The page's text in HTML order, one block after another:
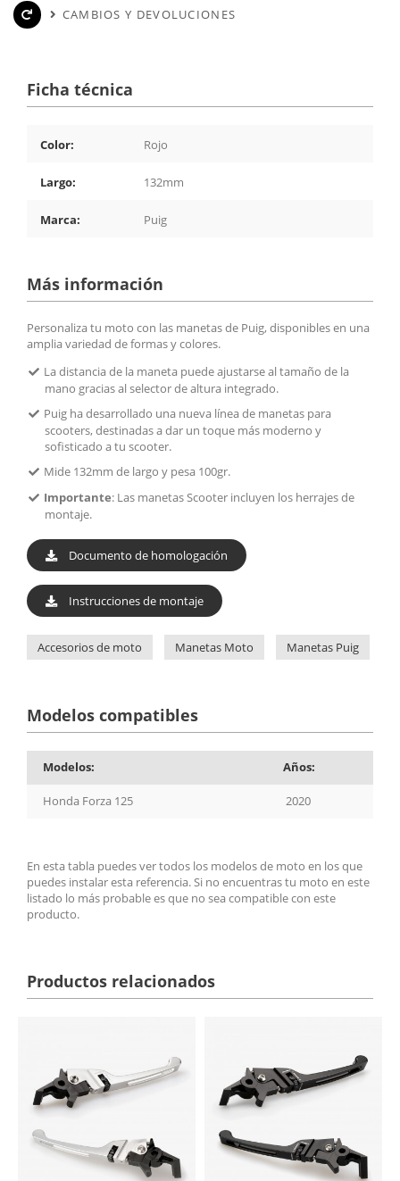
CAMBIOS Y DEVOLUCIONES
Ficha técnica
Color: Rojo
Largo: 132mm
Marca: Puig
Más información
Personaliza tu moto con las manetas de Puig, disponibles en una
amplia variedad de formas y colores.
La distancia de la maneta puede ajustarse al tamaño de la
mano gracias al selector de altura integrado.
Puig ha desarrollado una nueva línea de manetas para
scooters, destinadas a dar un toque más moderno y
sofisticado a tu scooter.
Mide 132mm de largo y pesa 100gr.
Importante: Las manetas Scooter incluyen los herrajes de
montaje.
Documento de homologación
Instrucciones de montaje
Accesorios de moto Manetas Moto Manetas Puig
Modelos compatibles
Modelos: Años:
Honda Forza 125 2020
En esta tabla puedes ver todos los modelos de moto en los que
puedes instalar esta referencia. Si no encuentras tu moto en este
listado lo más probable es que no sea compatible con este
producto.
Productos relacionados